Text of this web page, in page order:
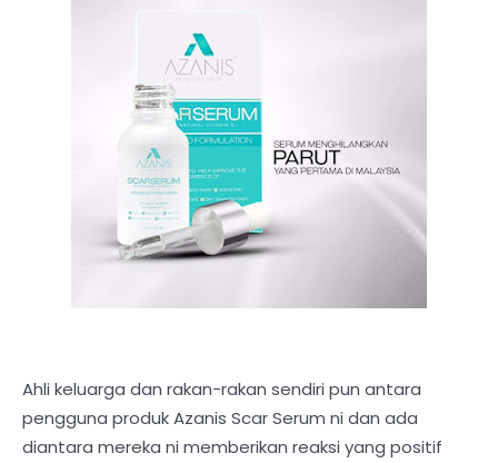
Ahli keluarga dan rakan-rakan sendiri pun antara
pengguna produk Azanis Scar Serum ni dan ada
diantara mereka ni memberikan reaksi yang positif